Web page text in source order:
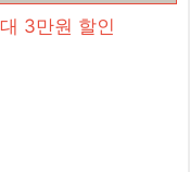
3만원 할인